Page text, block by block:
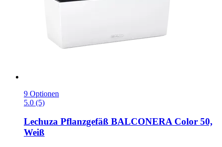
9 Optionen
5.0 (5)
Lechuza Pflanzgefäß BALCONERA Color 50,
Weiß